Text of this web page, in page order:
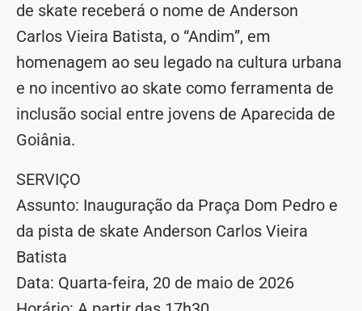
de skate receberá o nome de Anderson
Carlos Vieira Batista, o “Andim”, em
homenagem ao seu legado na cultura urbana
e no incentivo ao skate como ferramenta de
inclusão social entre jovens de Aparecida de
Goiânia.
SERVIÇO
Assunto: Inauguração da Praça Dom Pedro e
da pista de skate Anderson Carlos Vieira
Batista
Data: Quarta-feira, 20 de maio de 2026